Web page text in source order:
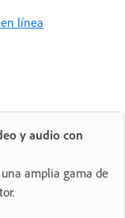
línea
y audio con
amplia gama de